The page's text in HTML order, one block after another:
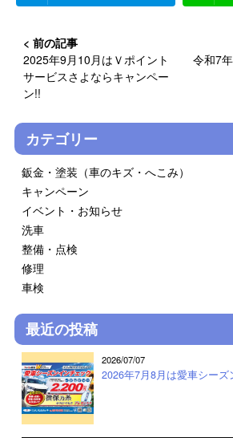
2025年9月10月はＶポイント
サービスさよならキャンペー
ン!!
令和7
カテゴリー
鈑金・塗装（車のキズ・へこみ）
キャンペーン
イベント・お知らせ
洗車
整備・点検
修理
車検
最近の投稿
2026/07/07
2026年7月8月は愛車シー